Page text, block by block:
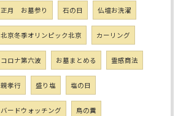
正月 お墓参り 石の日 仏壇お洗濯
北京冬季オリンピック北京 カーリング
コロナ第六波 お墓まとめる 霊感商法
親孝行 盛り塩 塩の日
バードウォッチング 鳥の糞